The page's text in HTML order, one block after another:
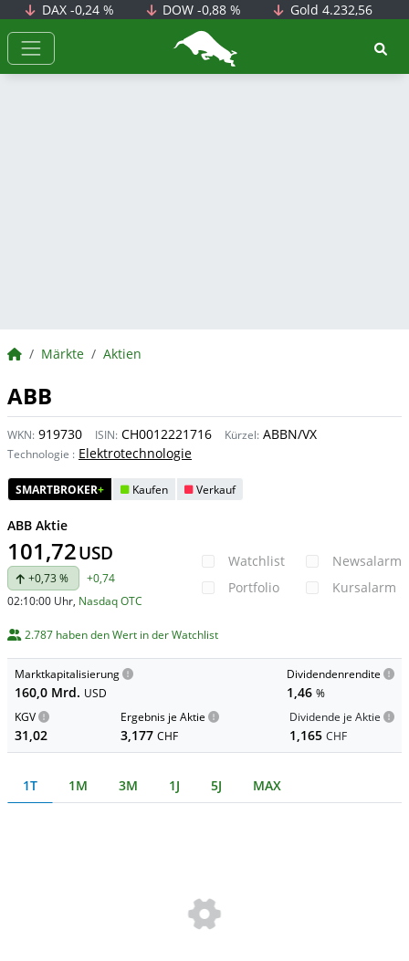
DAX -0,24 % DOW-0,88 % Gold 4.232,56
BörsenNEWS.de
BörsenNEWS.de
Märkte Aktien
ABB
WKN: 919730 ISIN: CH0012221716 Kürzel: ABBN/VX
Technologie : Elektrotechnologie
SMARTBROKER+ Kaufen Verkauf
ABB Aktie
101,72USD
+0,73 %
+0,74
02:10:00 Uhr, Nasdaq OTC
Watchlist
Portfolio
Newsalarm
Kursalarm
2.787 haben den Wert in der Watchlist
Marktkapitalisierung
160,0 Mrd. USD
Dividendenrendite
1,46 %
KGV
31,02
Ergebnis je Aktie
3,177 CHF
Dividende je Aktie
1,165 CHF
1T 1M 3M 1J 5J MAX